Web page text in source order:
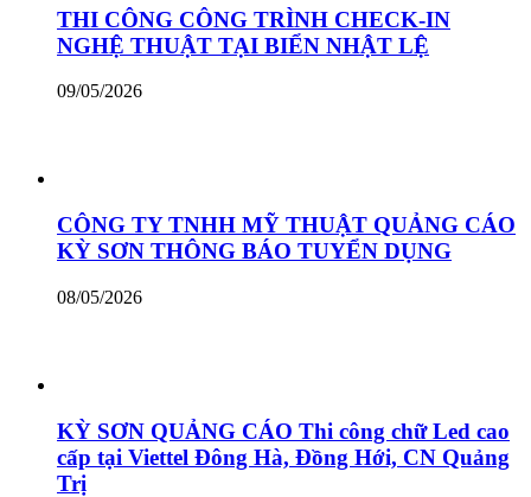
THI CÔNG CÔNG TRÌNH CHECK-IN
NGHỆ THUẬT TẠI BIỂN NHẬT LỆ
09/05/2026
CÔNG TY TNHH MỸ THUẬT QUẢNG CÁO
KỲ SƠN THÔNG BÁO TUYỂN DỤNG
08/05/2026
KỲ SƠN QUẢNG CÁO Thi công chữ Led cao
cấp tại Viettel Đông Hà, Đồng Hới, CN Quảng
Trị